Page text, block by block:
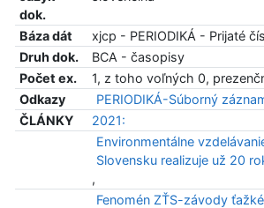
dok.
Báza dát
xjcp - PERIODIKÁ - Prijaté
Druh dok.
BCA - časopisy
Počet ex.
1, z toho voľných 0,
Odkazy
PERIODIKÁ-Súborný
ČLÁNKY
2021:
Environmentálne
Slovensku realizuje už 20
,
Fenomén ZŤS-závody